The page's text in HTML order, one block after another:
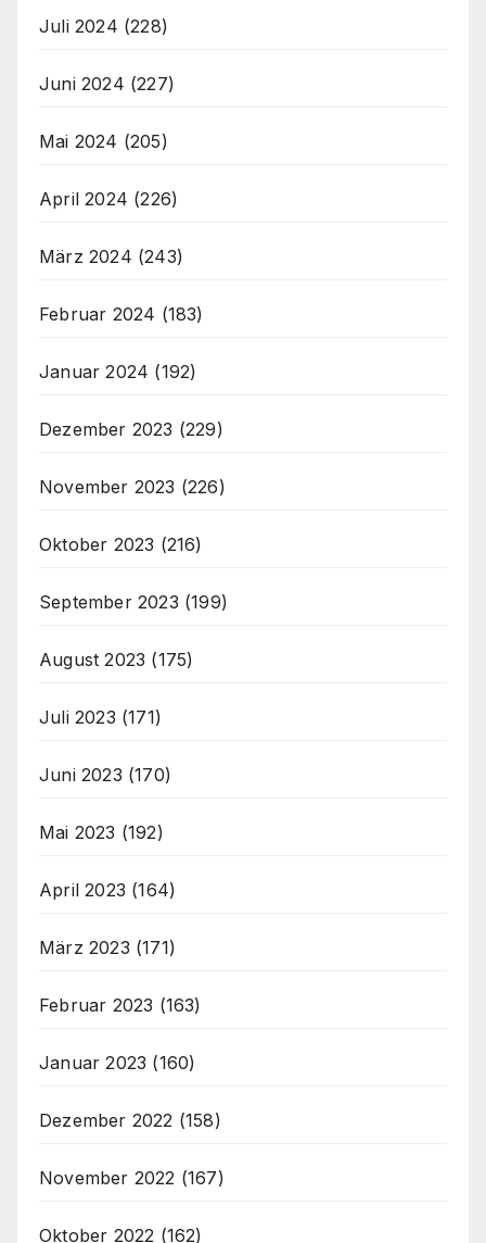
Juli 2024 (228)
Juni 2024 (227)
Mai 2024 (205)
April 2024 (226)
März 2024 (243)
Februar 2024 (183)
Januar 2024 (192)
Dezember 2023 (229)
November 2023 (226)
Oktober 2023 (216)
September 2023 (199)
August 2023 (175)
Juli 2023 (171)
Juni 2023 (170)
Mai 2023 (192)
April 2023 (164)
März 2023 (171)
Februar 2023 (163)
Januar 2023 (160)
Dezember 2022 (158)
November 2022 (167)
Oktober 2022 (162)